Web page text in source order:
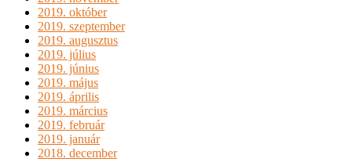
2019. október
2019. szeptember
2019. augusztus
2019. július
2019. június
2019. május
2019. április
2019. március
2019. február
2019. január
2018. december